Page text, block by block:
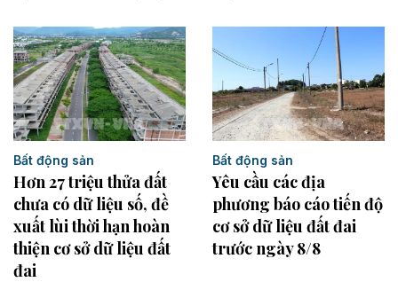
Bất động sản
Hơn 27 triệu thửa đất
chưa có dữ liệu số, đề
xuất lùi thời hạn hoàn
thiện cơ sở dữ liệu đất
đai
Bất động sản
Yêu cầu các địa
phương báo cáo tiến độ
cơ sở dữ liệu đất đai
trước ngày 8/8